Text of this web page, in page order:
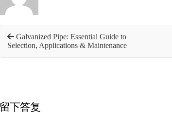
Galvanized Pipe: Essential Guide to
Selection, Applications & Maintenance
留下答复